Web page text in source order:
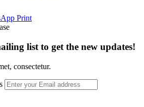
Print
list to get the new updates!
consectetur.